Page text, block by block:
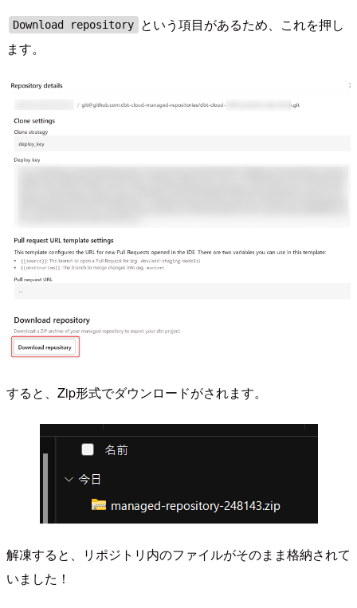
Download repository
という項目があるため、これを押し
ます。
すると、Zip形式でダウンロードがされます。
解凍すると、リポジトリ内のファイルがそのまま格納されて
いました！